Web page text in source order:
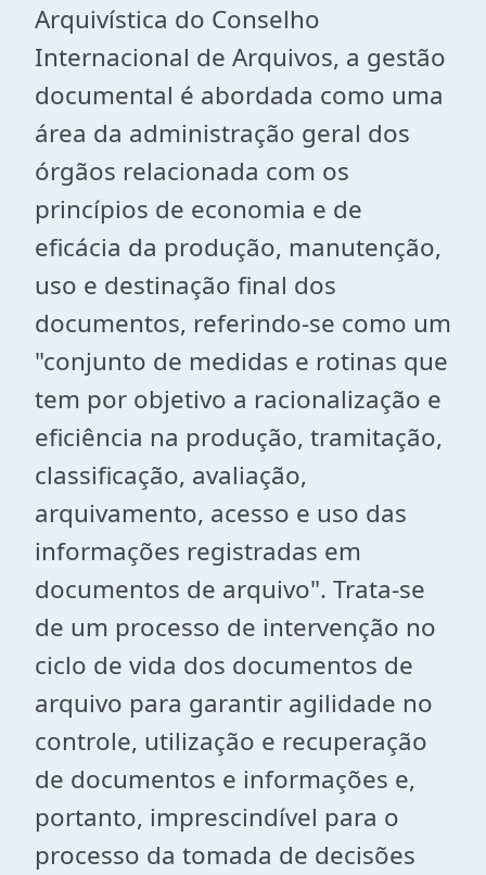
Arquivística do Conselho
Internacional de Arquivos, a gestão
documental é abordada como uma
área da administração geral dos
órgãos relacionada com os
princípios de economia e de
eficácia da produção, manutenção,
uso e destinação final dos
documentos, referindo-se como um
"conjunto de medidas e rotinas que
tem por objetivo a racionalização e
eficiência na produção, tramitação,
classificação, avaliação,
arquivamento, acesso e uso das
informações registradas em
documentos de arquivo". Trata-se
de um processo de intervenção no
ciclo de vida dos documentos de
arquivo para garantir agilidade no
controle, utilização e recuperação
de documentos e informações e,
portanto, imprescindível para o
processo da tomada de decisões